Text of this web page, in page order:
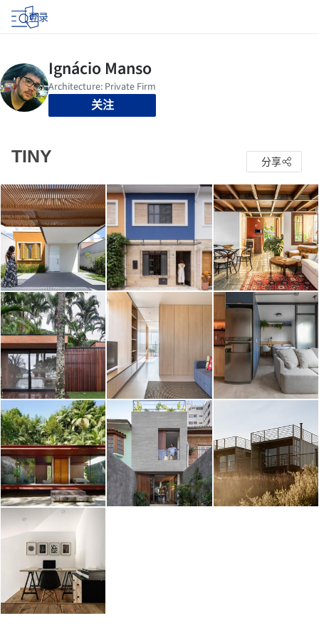
登录
关注
TINY 分享